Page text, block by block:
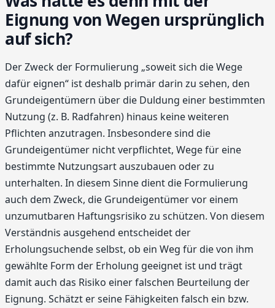
Eignung von Wegen ursprünglich
auf sich?
Der Zweck der Formulierung „soweit sich die Wege
dafür eignen“ ist deshalb primär darin zu sehen, den
Grundeigentümern über die Duldung einer bestimmten
Nutzung (z. B. Radfahren) hinaus keine weiteren
Pflichten anzutragen. Insbesondere sind die
Grundeigentümer nicht verpflichtet, Wege für eine
bestimmte Nutzungsart auszubauen oder zu
unterhalten. In diesem Sinne dient die Formulierung
auch dem Zweck, die Grundeigentümer vor einem
unzumutbaren Haftungsrisiko zu schützen. Von diesem
Verständnis ausgehend entscheidet der
Erholungsuchende selbst, ob ein Weg für die von ihm
gewählte Form der Erholung geeignet ist und trägt
damit auch das Risiko einer falschen Beurteilung der
Eignung. Schätzt er seine Fähigkeiten falsch ein bzw.